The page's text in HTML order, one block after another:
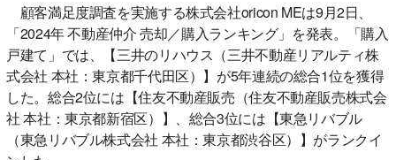
顧客満足度調査を実施する株式会社oricon MEは9月2日、
「2024年 不動産仲介 売却／購入ランキング」を発表。「購入
戸建て」では、【三井のリハウス（三井不動産リアルティ株
式会社 本社：東京都千代田区）】が5年連続の総合1位を獲得
した。総合2位には【住友不動産販売（住友不動産販売株式会
社 本社：東京都新宿区）】、総合3位には【東急リバブル
（東急リバブル株式会社 本社：東京都渋谷区）】がランクイ